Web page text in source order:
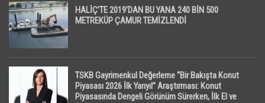
HALİÇ’TE 2019’DAN BU YANA 240 BİN 500
METREKÜP ÇAMUR TEMİZLENDİ
TSKB Gayrimenkul Değerleme “Bir Bakışta Konut
Piyasası 2026 İlk Yarıyıl” Araştırması: Konut
Piyasasında Dengeli Görünüm Sürerken, İlk El ve